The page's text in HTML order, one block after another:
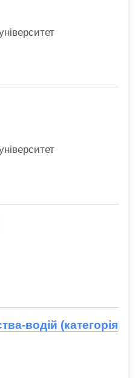
водій (категорія